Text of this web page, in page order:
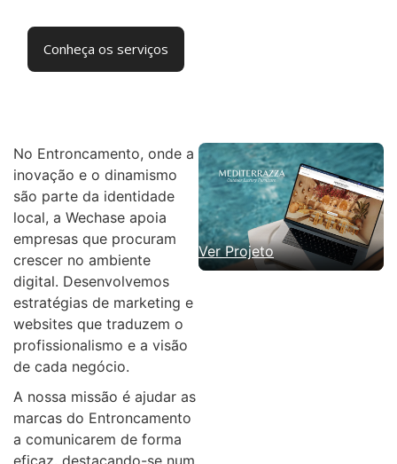
Conheça os serviços
No Entroncamento, onde a
inovação e o dinamismo
são parte da identidade
local, a Wechase apoia
empresas que procuram
crescer no ambiente
digital. Desenvolvemos
estratégias de marketing e
websites que traduzem o
profissionalismo e a visão
de cada negócio.
A nossa missão é ajudar as
marcas do Entroncamento
a comunicarem de forma
eficaz, destacando-se num
Ver Projeto